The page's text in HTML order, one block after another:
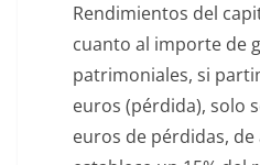
Rendimientos del
cuanto al importe de
patrimoniales, si
euros (pérdida), solo
euros de pérdidas,